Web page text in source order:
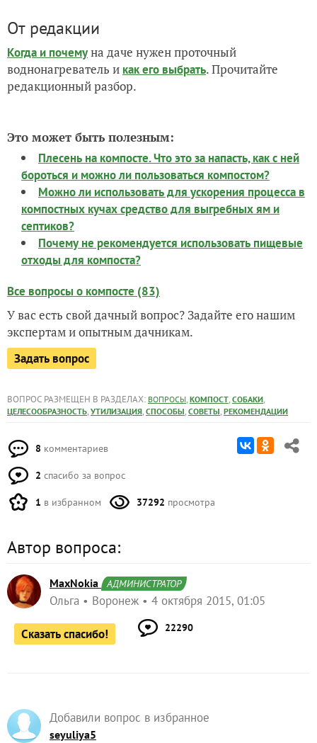
От редакции
Когда и почемуна даче нужен проточный
воднонагреватель и как его выбрать. Прочитайте
редакционный разбор.
Это может быть полезным:
Плесень на компосте. Что это за напасть, как с ней
бороться и можно ли пользоваться компостом?
Можно ли использовать для ускорения процесса в
компостных кучах средство для выгребных ям и
септиков?
Почему не рекомендуется использовать пищевые
отходы для компоста?
Все вопросы о компосте (83)
У вас есть свой дачный вопрос? Задайте его нашим
экспертам и опытным дачникам.
Задать вопрос
ВОПРОС РАЗМЕЩЕН В РАЗДЕЛАХ: ВОПРОСЫ, КОМПОСТ, СОБАКИ,
ЦЕЛЕСООБРАЗНОСТЬ, УТИЛИЗАЦИЯ, СПОСОБЫ, СОВЕТЫ, РЕКОМЕНДАЦИИ
8 комментариев
2 спасибо за вопрос
1 в избранном 37292 просмотра
Автор вопроса:
MaxNokia АДМИНИСТРАТОР
Ольга Воронеж 4 октября 2015, 01:05
Сказать спасибо! 22290
Добавили вопрос в избранное
seyuliya5